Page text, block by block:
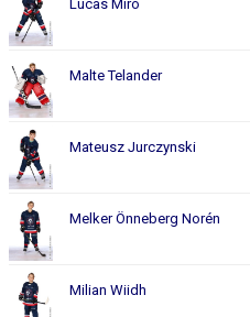
Lucas Miró
Malte Telander
Mateusz Jurczynski
Melker Önneberg Norén
Milian Wiidh